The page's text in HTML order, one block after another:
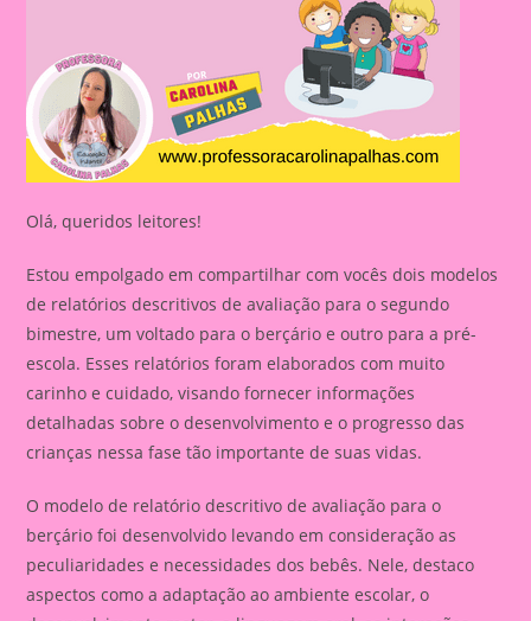
Olá, queridos leitores!
Estou empolgado em compartilhar com vocês dois modelos
de relatórios descritivos de avaliação para o segundo
bimestre, um voltado para o berçário e outro para a pré-
escola. Esses relatórios foram elaborados com muito
carinho e cuidado, visando fornecer informações
detalhadas sobre o desenvolvimento e o progresso das
crianças nessa fase tão importante de suas vidas.
O modelo de relatório descritivo de avaliação para o
berçário foi desenvolvido levando em consideração as
peculiaridades e necessidades dos bebês. Nele, destaco
aspectos como a adaptação ao ambiente escolar, o